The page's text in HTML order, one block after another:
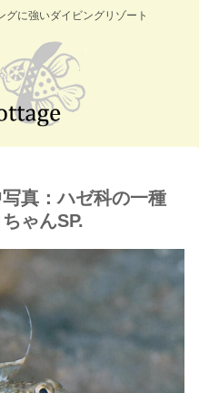
に強いダイビングリゾート
真：ハゼ科の一種
ゃんSP.